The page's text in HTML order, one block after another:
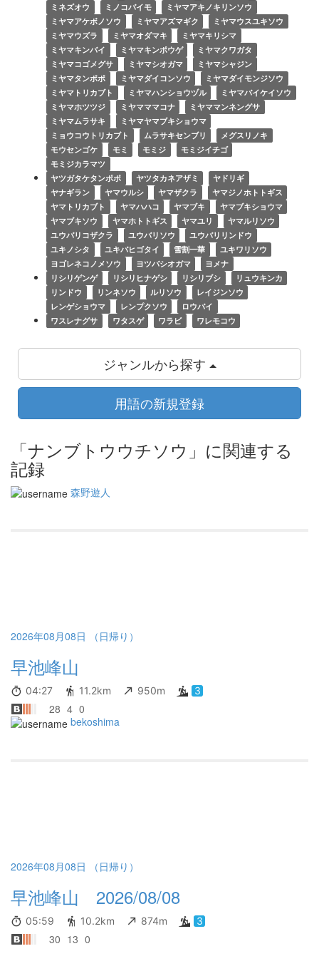
ミネズオウ
ミノコバイモ
ミヤマアキノキリンソウ
ミヤマアケボノソウ
ミヤマアズマギク
ミヤマウスユキソウ
ミヤマウズラ
ミヤマオダマキ
ミヤマキリシマ
ミヤマキンバイ
ミヤマキンポウゲ
ミヤマクワガタ
ミヤマコゴメグサ
ミヤマシオガマ
ミヤマシャジン
ミヤマタンポポ
ミヤマダイコンソウ
ミヤマダイモンジソウ
ミヤマトリカブト
ミヤマハンショウヅル
ミヤマバイケイソウ
ミヤマホツツジ
ミヤマママコナ
ミヤママンネングサ
ミヤマムラサキ
ミヤマヤマブキショウマ
ミョウコウトリカブト
ムラサキセンブリ
メグスリノキ
モウセンゴケ
モミ モミジ
モミジイチゴ
モミジカラマツ
ヤツガタケタンポポ
ヤツタカネアザミ
ヤドリギ
ヤナギラン
ヤマウルシ ヤマザクラ
ヤマジノホトトギス
ヤマトリカブト
ヤマハハコ ヤマブキ
ヤマブキショウマ
ヤマブキソウ
ヤマホトトギス ヤマユリ
ヤマルリソウ
ユウバリコザクラ
ユウバリソウ
ユウバリリンドウ
ユキノシタ
ユキバヒゴタイ 雪割一華
ユキワリソウ
ヨゴレネコノメソウ
ヨツバシオガマ
ヨメナ
リシリゲンゲ
リシリヒナゲシ リシリブシ
リュウキンカ
リンドウ
リンネソウ ルリソウ
レイジンソウ
レンゲショウマ
レンプクソウ
ロウバイ
ワスレナグサ
ワタスゲ ワラビ ワレモコウ
ジャンルから探す
用語の新規登録
「ナンブトウウチソウ」に関連する
記録
森野遊人
2026年08月08日 （日帰り）
早池峰山
04:27 11.2km 950m 3
28 4 0
bekoshima
2026年08月08日 （日帰り）
早池峰山 2026/08/08
05:59 10.2km 874m 3
30 13 0